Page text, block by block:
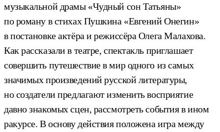
музыкальной драмы «Чудный сон Татьяны»
по роману в стихах Пушкина «Евгений Онегин»
в постановке актёра и режиссёра Олега Малахова.
Как рассказали в театре, спектакль приглашает
совершить путешествие в мир одного из самых
значимых произведений русской литературы,
но создатели предлагают изменить восприятие
давно знакомых сцен, рассмотреть события в ином
ракурсе. В основу действия положена игра между